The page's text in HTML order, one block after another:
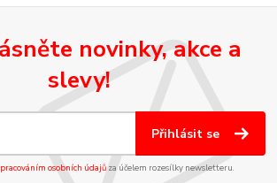
novinky, akce a
slevy!
Přihlásit se
osobních údajůza účelem rozesílky newsletteru.